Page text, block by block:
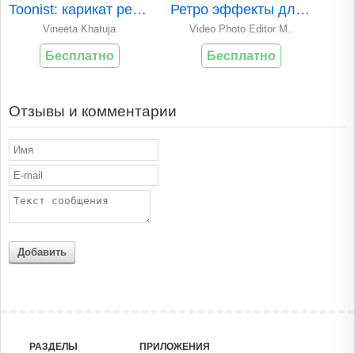
Toonist: карикат редактор фото
Vineeta Khatuja
Бесплатно
Ретро эффекты для видео и фото
Video Photo Editor M..
Бесплатно
Отзывы и комментарии
Добавить
РАЗДЕЛЫ ПРИЛОЖЕНИЯ